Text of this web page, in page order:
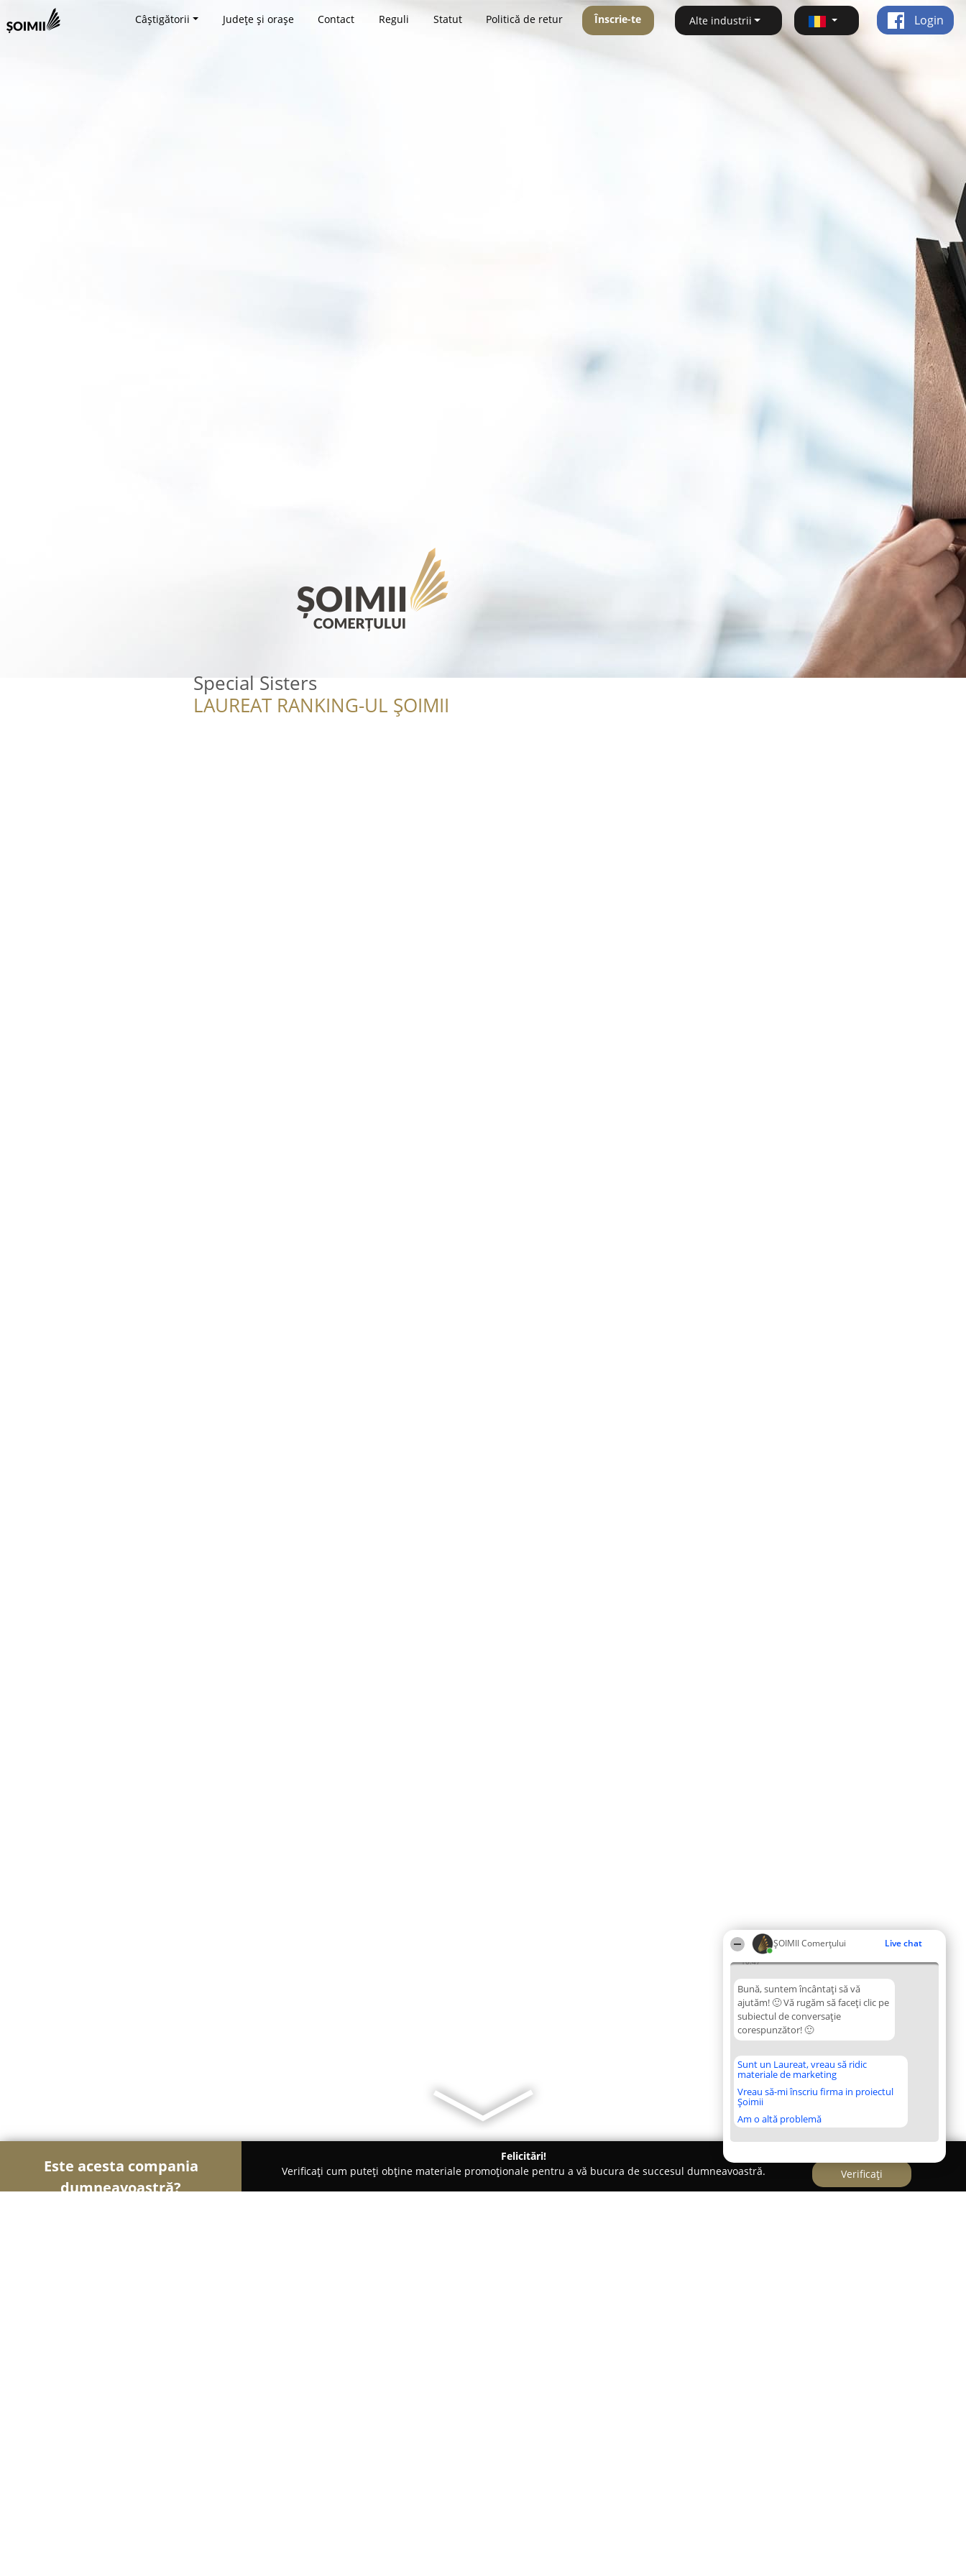
ȘOIMII Comerțului Live chat
10:47
Bună, suntem încântați să vă
ajutăm! 🙂 Vă rugăm să faceți clic pe
subiectul de conversație
corespunzător! 🙂
Sunt un Laureat, vreau să ridic
materiale de marketing
Vreau să-mi înscriu firma in proiectul
Șoimii
Am o altă problemă
Câștigătorii Județe și orașe Contact Reguli Statut Politică de retur Înscrie-te Alte industrii Login
Special Sisters
LAUREAT RANKING-UL ȘOIMII
Este acesta compania
dumneavoastră?
Felicitări!
Verificați cum puteți obține materiale promoționale pentru a vă bucura de succesul dumneavoastră.
Verificați